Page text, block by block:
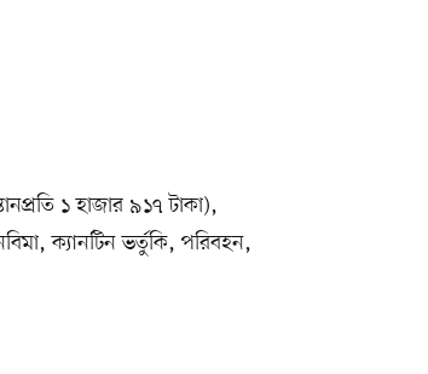
১ হাজার ৯১৭ টাকা),
ক্যানটিন ভর্তুকি, পরিবহন,